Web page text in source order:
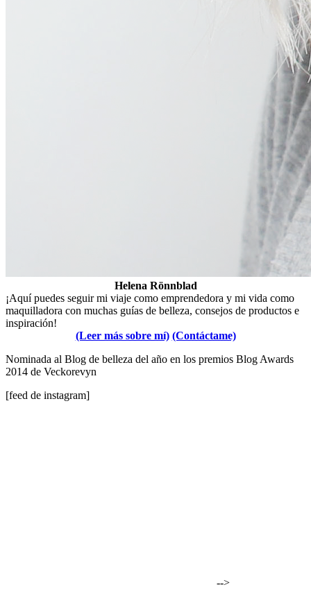
Helena Rönnblad
¡Aquí puedes seguir mi viaje como emprendedora y mi vida como
maquilladora con muchas guías de belleza, consejos de productos e
inspiración!
(Leer más sobre mí) (Contáctame)
Nominada al Blog de belleza del año en los premios Blog Awards
2014 de Veckorevyn
[feed de instagram]
-->